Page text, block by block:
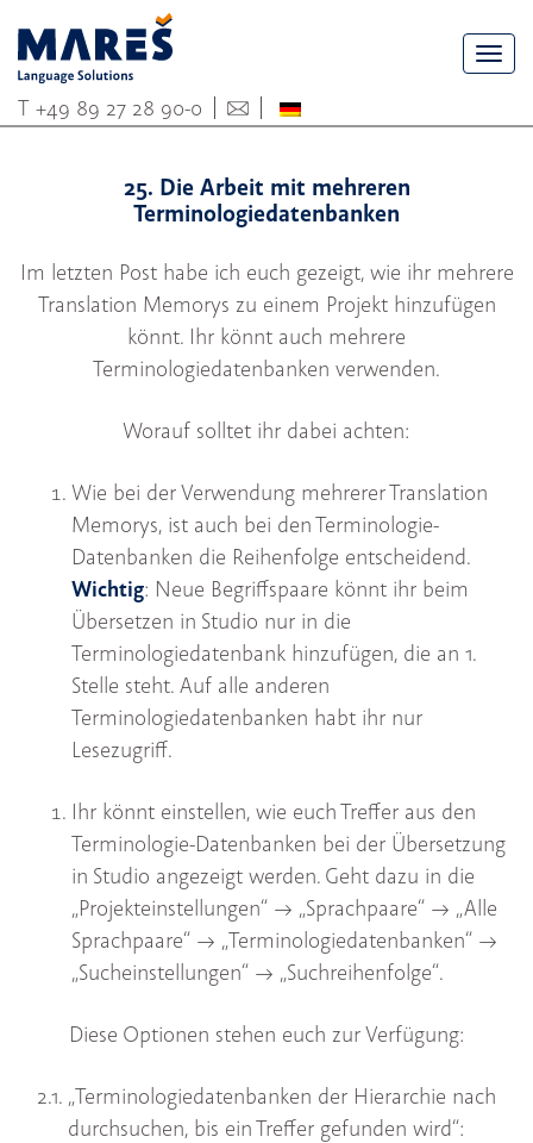
T +49 89 27 28 90-0
25. Die Arbeit mit mehreren
Terminologiedatenbanken
Im letzten Post habe ich euch gezeigt, wie ihr mehrere
Translation Memorys zu einem Projekt hinzufügen
könnt. Ihr könnt auch mehrere
Terminologiedatenbanken verwenden.
Worauf solltet ihr dabei achten:
Wie bei der Verwendung mehrerer Translation
Memorys, ist auch bei den Terminologie-
Datenbanken die Reihenfolge entscheidend.
Wichtig: Neue Begriffspaare könnt ihr beim
Übersetzen in Studio nur in die
Terminologiedatenbank hinzufügen, die an 1.
Stelle steht. Auf alle anderen
Terminologiedatenbanken habt ihr nur
Lesezugriff.
Ihr könnt einstellen, wie euch Treffer aus den
Terminologie-Datenbanken bei der Übersetzung
in Studio angezeigt werden. Geht dazu in die
„Projekteinstellungen“ --> „Sprachpaare“ --> „Alle
Sprachpaare“ --> „Terminologiedatenbanken“ -->
„Sucheinstellungen“ --> „Suchreihenfolge“.
Diese Optionen stehen euch zur Verfügung:
2.1. „Terminologiedatenbanken der Hierarchie nach
durchsuchen, bis ein Treffer gefunden wird“: